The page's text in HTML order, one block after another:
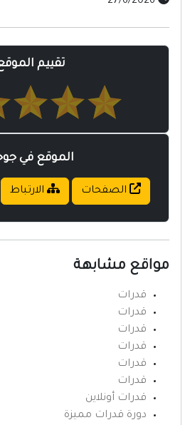
تقييم الموقع
الموقع في جوجل
الصفحات الارتباط
مشابهة
قدرات
قدرات
قدرات
قدرات
قدرات
قدرات
قدرات أونلاين
دورة قدرات مميزة